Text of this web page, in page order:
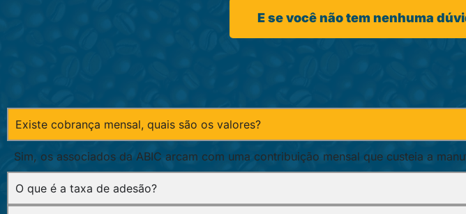
E se você não tem nenhuma
Existe cobrança mensal, quais são os valores?
Sim, os associados da ABIC arcam com uma contribuição mensal que custeia a
O que é a taxa de adesão?